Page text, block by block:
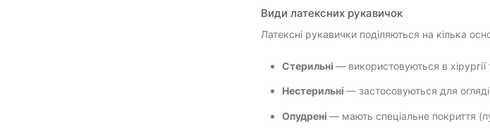
Види латексних рукавичок
Латексні рукавички поділяються на кілька
Стерильні — використовуються в
Нестерильні — застосовуються для
Опудрені — мають спеціальне покриття